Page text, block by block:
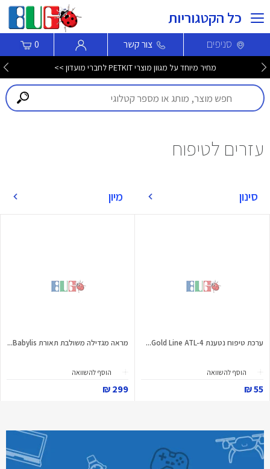
כל הקטגוריות
סניפים צור קשר 0
מחיר מיוחד על מגוון מוצרי PETKIT לחברי מועדון >>
עזרים לטיפוח
סינון מיון
ערכת טיפוח נטענת Gold Line ATL-4...
הוסף להשוואה
55 ₪
מראה מגדילה משולבת תאורת Babylis...
הוסף להשוואה
299 ₪